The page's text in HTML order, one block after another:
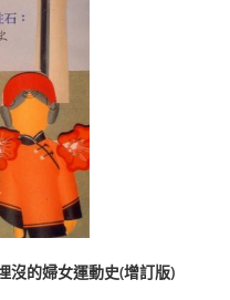
沒的婦女運動史(增訂版)